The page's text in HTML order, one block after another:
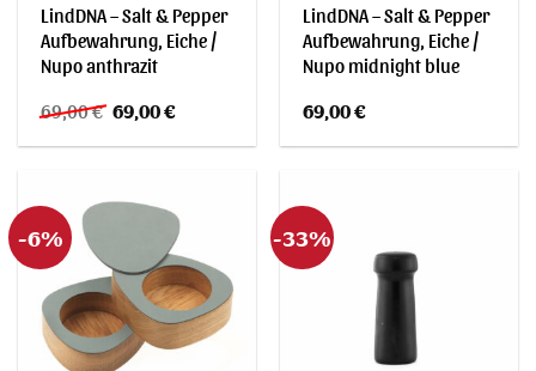
LindDNA – Salt & Pepper
Aufbewahrung, Eiche /
Nupo anthrazit
69,00€ Ursprünglicher
Preis
war:
69,00€Aktueller
ist:
LindDNA – Salt & Pepper
Aufbewahrung, Eiche /
Nupo midnight blue
69,00€
-6% -33%